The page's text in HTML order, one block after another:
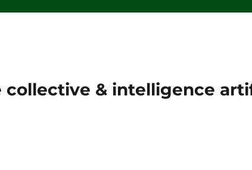
collective & intelligence